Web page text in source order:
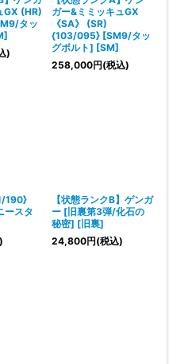
GX (HR)
タッ
)
ガー&ミミッキュGX
《SA》 (SR)
{103/095} [SM9/タッ
グボルト] [SM]
258,000円(税込)
190}
ースタ
【状態ランクB】ゲンガ
ー [旧裏第3弾/化石の
秘密] [旧裏]
24,800円(税込)